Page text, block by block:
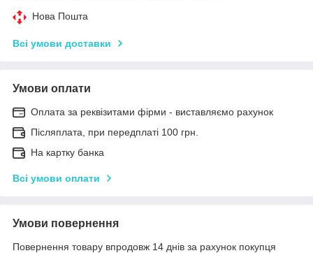
Нова Пошта
Всі умови доставки
Умови оплати
Оплата за реквізитами фірми - виставляємо рахунок
Післяплата, при передплаті 100 грн.
На картку банка
Всі умови оплати
Умови повернення
Повернення товару впродовж 14 днів за рахунок покупця